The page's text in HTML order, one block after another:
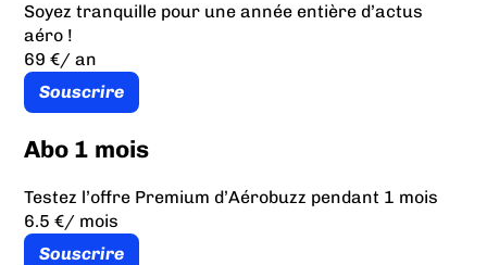
Soyez tranquille pour une année entière d’actus
aéro !
69 €/ an
Souscrire
Abo 1 mois
Testez l’offre Premium d’Aérobuzz pendant 1 mois
6.5 €/ mois
Souscrire